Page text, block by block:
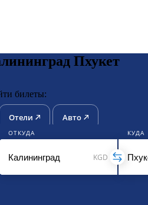
Пхукет
билеты:
Отели Авто
ОТКУДА
KGD
КУДА